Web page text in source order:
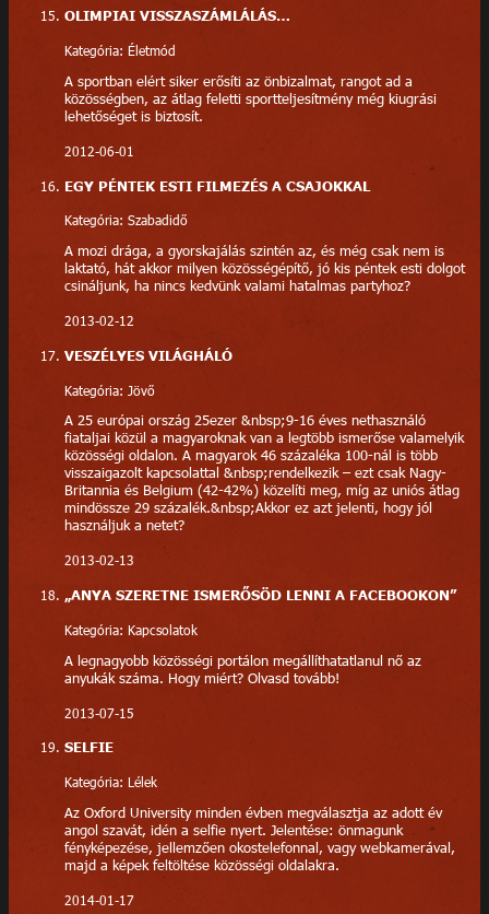
OLIMPIAI VISSZASZÁMLÁLÁS…
Kategória: Életmód
A sportban elért siker erősíti az önbizalmat, rangot ad a
közösségben, az átlag feletti sportteljesítmény még kiugrási
lehetőséget is biztosít.
2012-06-01
EGY PÉNTEK ESTI FILMEZÉS A CSAJOKKAL
Kategória: Szabadidő
A mozi drága, a gyorskajálás szintén az, és még csak nem is
laktató, hát akkor milyen közösségépítő, jó kis péntek esti dolgot
csináljunk, ha nincs kedvünk valami hatalmas partyhoz?
2013-02-12
VESZÉLYES VILÁGHÁLÓ
Kategória: Jövő
A 25 európai ország 25ezer &nbsp;9-16 éves nethasználó
fiataljai közül a magyaroknak van a legtöbb ismerőse valamelyik
közösségi oldalon. A magyarok 46 százaléka 100-nál is több
visszaigazolt kapcsolattal &nbsp;rendelkezik – ezt csak Nagy-
Britannia és Belgium (42-42%) közelíti meg, míg az uniós átlag
mindössze 29 százalék.&nbsp;Akkor ez azt jelenti, hogy jól
használjuk a netet?
2013-02-13
„ANYA SZERETNE ISMERŐSÖD LENNI A FACEBOOKON”
Kategória: Kapcsolatok
A legnagyobb közösségi portálon megállíthatatlanul nő az
anyukák száma. Hogy miért? Olvasd tovább!
2013-07-15
SELFIE
Kategória: Lélek
Az Oxford University minden évben megválasztja az adott év
angol szavát, idén a selfie nyert. Jelentése: önmagunk
fényképezése, jellemzően okostelefonnal, vagy webkamerával,
majd a képek feltöltése közösségi oldalakra.
2014-01-17